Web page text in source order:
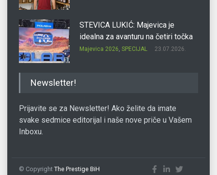
STEVICA LUKIĆ: Majevica je
idealna za avanturu na četiri točka
Majevica 2026, SPECIJAL 23.07.2026.
Newsletter!
Prijavite se za Newsletter! Ako želite da imate
svake sedmice editorijal i naše nove priče u Vašem
Inboxu.
© Copyright The Prestige BiH